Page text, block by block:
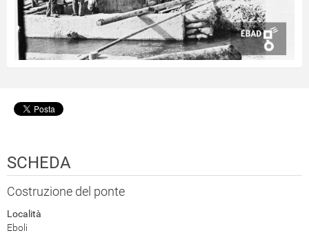
SCHEDA
Costruzione del ponte
Località
Eboli